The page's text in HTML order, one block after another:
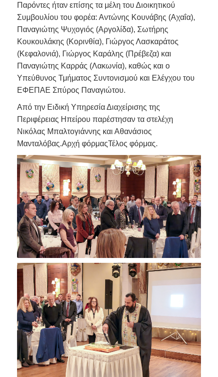
Παρόντες ήταν επίσης τα μέλη του Διοικητικού
Συμβουλίου του φορέα: Αντώνης Κουνάβης (Αχαΐα),
Παναγιώτης Ψυχογιός (Αργολίδα), Σωτήρης
Κουκουλάκης (Κορινθία), Γιώργος Λασκαράτος
(Κεφαλονιά), Γιώργος Καράλης (Πρέβεζα) και
Παναγιώτης Καρράς (Λακωνία), καθώς και ο
Υπεύθυνος Τμήματος Συντονισμού και Ελέγχου του
ΕΦΕΠΑΕ Σπύρος Παναγιώτου.
Από την Ειδική Υπηρεσία Διαχείρισης της
Περιφέρειας Ηπείρου παρέστησαν τα στελέχη
Νικόλας Μπαλτογιάννης και Αθανάσιος
Μανταλόβας.Αρχή φόρμαςΤέλος φόρμας.